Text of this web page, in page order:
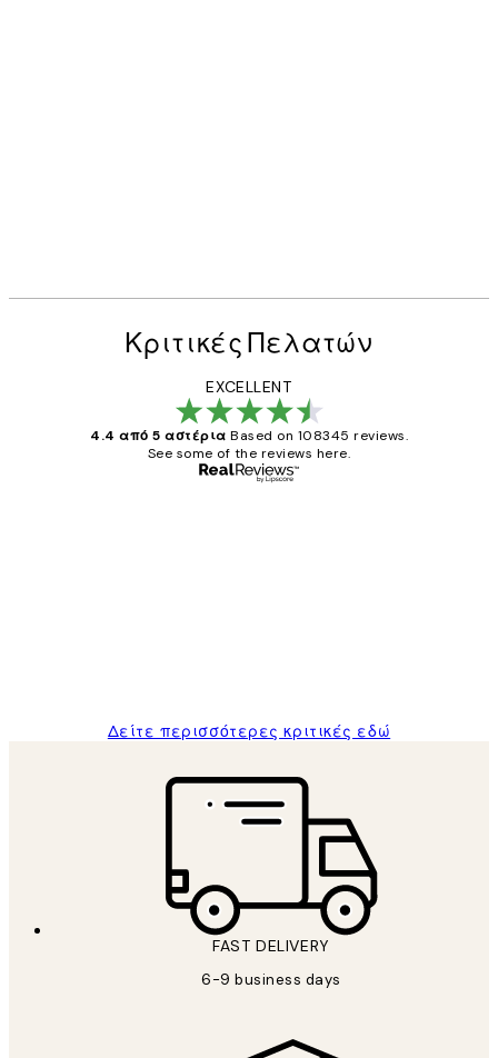
Κριτικές Πελατών
EXCELLENT
4.4 από 5 αστέρια Based on 108345 reviews.
See some of the reviews here.
Δείτε περισσότερες κριτικές εδώ
FAST DELIVERY
6-9 business days